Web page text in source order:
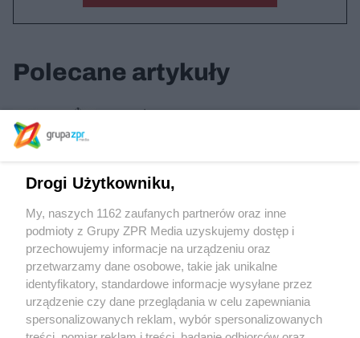
Polecane artykuły
Osiedle Bursztynowa w Gdańsku
Ośrodek wypoczynkowy Rosevia w Jastrzębiej
Górze
Drogi Użytkowniku,
My, naszych 1162 zaufanych partnerów oraz inne
podmioty z Grupy ZPR Media uzyskujemy dostęp i
przechowujemy informacje na urządzeniu oraz
przetwarzamy dane osobowe, takie jak unikalne
identyfikatory, standardowe informacje wysyłane przez
urządzenie czy dane przeglądania w celu zapewniania
spersonalizowanych reklam, wybór spersonalizowanych